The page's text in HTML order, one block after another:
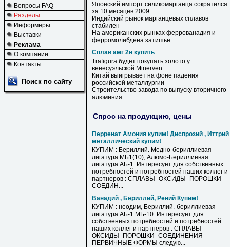
Вопросы FAQ
Разделы
Информеры
Выставки
Реклама
О компании
Контакты
Поиск по сайту
Японский импорт силикомарганца сократился
за 10 месяцев 2009...
Индийский рынок марганцевых сплавов
стабилен
На американских рынках феррованадия и
ферромолибдена затишье...
Сплав амг 2н купить
Trafigura будет покупать золото у
венесуэльской Minerven...
Китай выигрывает на фоне падения
российской металлургии
Строительство завода по выпуску вторичного
алюминия ...
Спрос на продукцию, цены
Перренат Амония купим! Диспрозий , Иттрий
металлический купим!
КУПИМ : Бериллий. Медно-бериллиевая
лигатура МБ1(10), Алюмо-Бериллиевая
лигатура АБ-1. Интересует для собственных
потребностей и потребностей наших коллег и
партнеров : СПЛАВЫ- ОКСИДЫ- ПОРОШКИ-
СОЕДИН...
Ванадий , Бериллий, Рений Купим!
КУПИМ : неодим, Бериллий.-бериллиевая
лигатура АБ-1 МБ-10. Интересует для
собственных потребностей и потребностей
наших коллег и партнеров : СПЛАВЫ-
ОКСИДЫ- ПОРОШКИ- СОЕДИНЕНИЯ-
ПЕРВИЧНЫЕ ФОРМЫ следую...